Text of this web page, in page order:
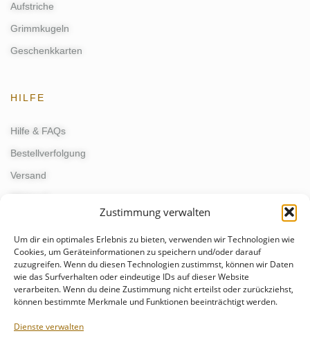
Zustimmung verwalten
Um dir ein optimales Erlebnis zu bieten, verwenden wir Technologien wie
Cookies, um Geräteinformationen zu speichern und/oder darauf
zuzugreifen. Wenn du diesen Technologien zustimmst, können wir Daten
wie das Surfverhalten oder eindeutige IDs auf dieser Website
verarbeiten. Wenn du deine Zustimmung nicht erteilst oder zurückziehst,
können bestimmte Merkmale und Funktionen beeinträchtigt werden.
Dienste verwalten
Aufstriche
Grimmkugeln
Geschenkkarten
HILFE
Hilfe & FAQs
Bestellverfolgung
Versand
KONTAKT
kontakt@schmunzelgeist.de
events@schmunzelgeist.de
+49 176 - 55499821